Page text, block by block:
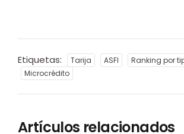
Etiquetas: Tarija ASFI
Ranking por
Microcrédito
Artículos relacionados